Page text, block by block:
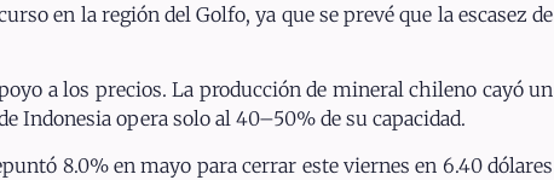
en la región del Golfo, ya que se prevé que la escasez de
a los precios. La producción de mineral chileno cayó un
Indonesia opera solo al 40–50% de su capacidad.
8.0% en mayo para cerrar este viernes en 6.40 dólares